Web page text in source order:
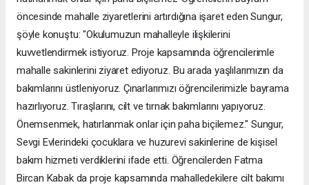
öncesinde mahalle ziyaretlerini artırdığına işaret eden Sungur,
şöyle konuştu: "Okulumuzun mahalleyle ilişkilerini
kuvvetlendirmek istiyoruz. Proje kapsamında öğrencilerimle
mahalle sakinlerini ziyaret ediyoruz. Bu arada yaşlılarımızın da
bakımlarını üstleniyoruz. Çınarlarımızı öğrencilerimizle bayrama
hazırlıyoruz. Tıraşlarını, cilt ve tırnak bakımlarını yapıyoruz.
Önemsenmek, hatırlanmak onlar için paha biçilemez." Sungur,
Sevgi Evlerindeki çocuklara ve huzurevi sakinlerine de kişisel
bakım hizmeti verdiklerini ifade etti. Öğrencilerden Fatma
Bircan Kabak da proje kapsamında mahalledekilere cilt bakımı